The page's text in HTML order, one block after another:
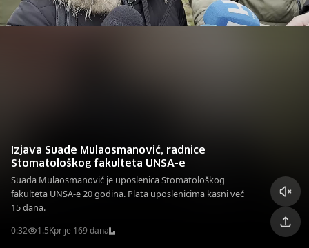
Izjava Suade Mulaosmanović, radnice
Stomatološkog fakulteta UNSA-e
Suada Mulaosmanović je uposlenica Stomatološkog
fakulteta UNSA-e 20 godina. Plata uposlenicima kasni već
15 dana.
0:32 1.5Kprije 169 dana